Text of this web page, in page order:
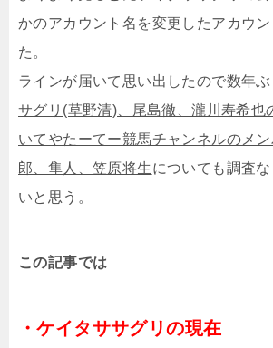
かのアカウント名を変更したアカウ
た。
ラインが届いて思い出したので数年ぶ
サグリ(草野清)、尾島徹、瀧川寿希也
いてやたーてー競馬チャンネルのメ
郎、隼人、笠原将生についても調査
いと思う。
この記事では
・ケイタササグリの現在